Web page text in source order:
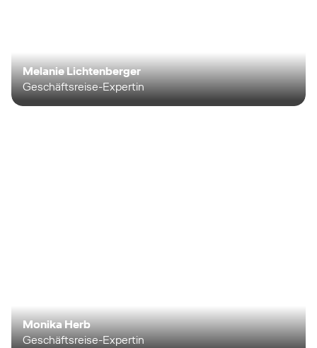
Melanie Lichtenberger
Geschäftsreise-Expertin
Monika Herb
Geschäftsreise-Expertin